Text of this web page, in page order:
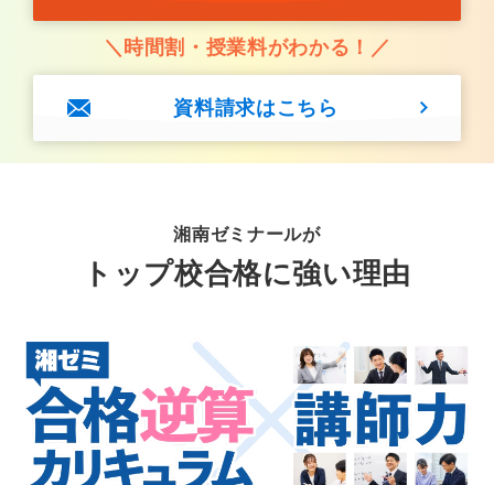
＼時間割・授業料がわかる！／
資料請求はこちら
湘南ゼミナールが
トップ校合格に強い理由